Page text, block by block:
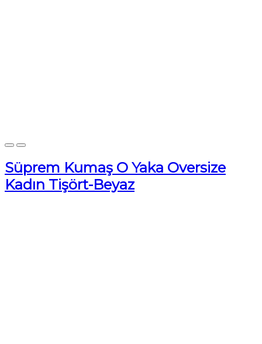
Süprem Kumaş O Yaka Oversize
Kadın Tişört-Beyaz